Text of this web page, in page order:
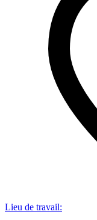
Lieu de travail: